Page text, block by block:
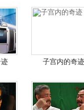
子宫内的奇迹